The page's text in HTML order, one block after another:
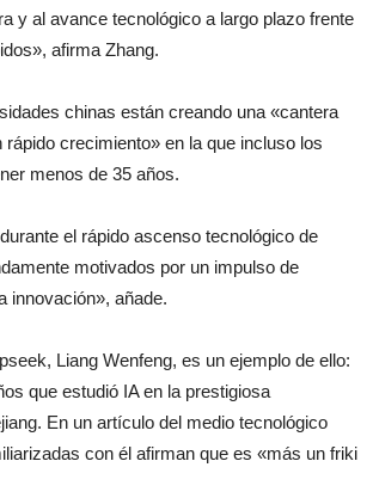
y al avance tecnológico a largo plazo frente
afirma Zhang.
chinas están creando una «cantera
rápido crecimiento» en la que incluso los
menos de 35 años.
el rápido ascenso tecnológico de
motivados por un impulso de
innovación», añade.
Liang Wenfeng, es un ejemplo de ello:
que estudió IA en la prestigiosa
En un artículo del medio tecnológico
con él afirman que es «más un friki